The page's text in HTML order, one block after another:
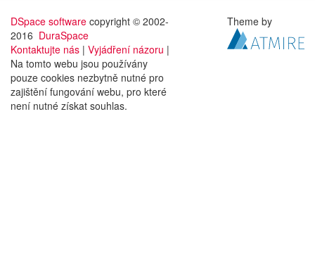
DSpace software copyright © 2002-
2016 DuraSpace
Kontaktujte nás | Vyjádření názoru |
Na tomto webu jsou používány
pouze cookies nezbytně nutné pro
zajištění fungování webu, pro které
není nutné získat souhlas.
Theme by